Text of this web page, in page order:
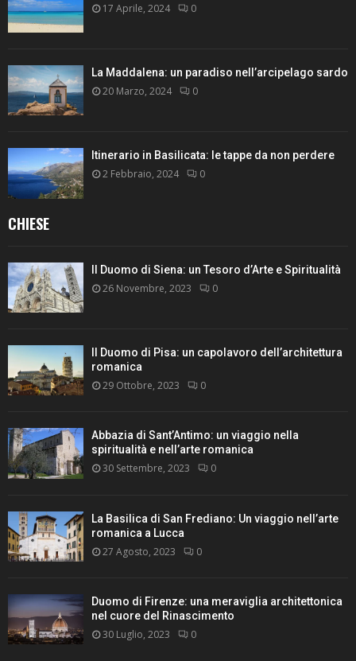
17 Aprile, 2024 0
La Maddalena: un paradiso nell’arcipelago sardo
20 Marzo, 2024 0
Itinerario in Basilicata: le tappe da non perdere
2 Febbraio, 2024 0
CHIESE
Il Duomo di Siena: un Tesoro d’Arte e Spiritualità
26 Novembre, 2023 0
Il Duomo di Pisa: un capolavoro dell’architettura
romanica
29 Ottobre, 2023 0
Abbazia di Sant’Antimo: un viaggio nella
spiritualità e nell’arte romanica
30 Settembre, 2023 0
La Basilica di San Frediano: Un viaggio nell’arte
romanica a Lucca
27 Agosto, 2023 0
Duomo di Firenze: una meraviglia architettonica
nel cuore del Rinascimento
30 Luglio, 2023 0